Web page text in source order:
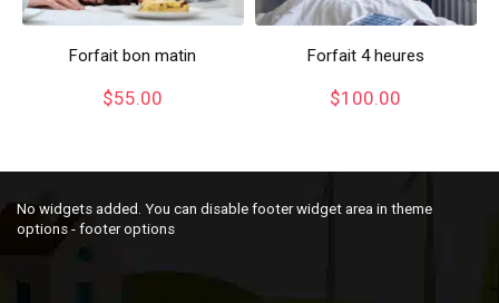
Forfait bon matin
$55.00
Forfait 4 heures
$100.00
No widgets added. You can disable footer widget area in theme
options - footer options